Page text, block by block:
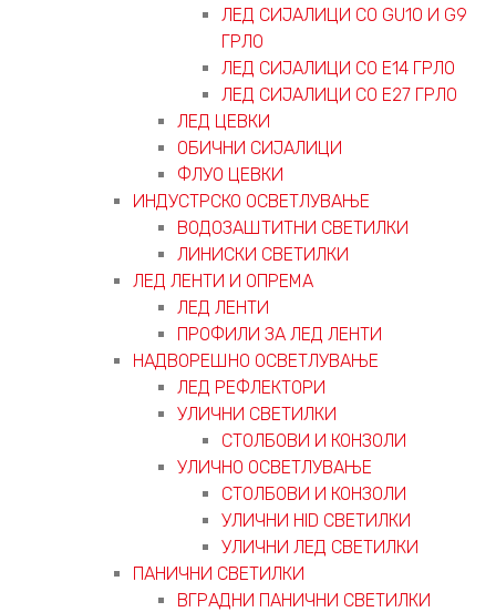
ЛЕД СИЈАЛИЦИ СО GU10 И G9
ГРЛО
ЛЕД СИЈАЛИЦИ СО Е14 ГРЛО
ЛЕД СИЈАЛИЦИ СО Е27 ГРЛО
ЛЕД ЦЕВКИ
ОБИЧНИ СИЈАЛИЦИ
ФЛУО ЦЕВКИ
ИНДУСТРСКО ОСВЕТЛУВАЊЕ
ВОДОЗАШТИТНИ СВЕТИЛКИ
ЛИНИСКИ СВЕТИЛКИ
ЛЕД ЛЕНТИ И ОПРЕМА
ЛЕД ЛЕНТИ
ПРОФИЛИ ЗА ЛЕД ЛЕНТИ
НАДВОРЕШНО ОСВЕТЛУВАЊЕ
ЛЕД РЕФЛЕКТОРИ
УЛИЧНИ СВЕТИЛКИ
СТОЛБОВИ И КОНЗОЛИ
УЛИЧНО ОСВЕТЛУВАЊЕ
СТОЛБОВИ И КОНЗОЛИ
УЛИЧНИ HID СВЕТИЛКИ
УЛИЧНИ ЛЕД СВЕТИЛКИ
ПАНИЧНИ СВЕТИЛКИ
ВГРАДНИ ПАНИЧНИ СВЕТИЛКИ